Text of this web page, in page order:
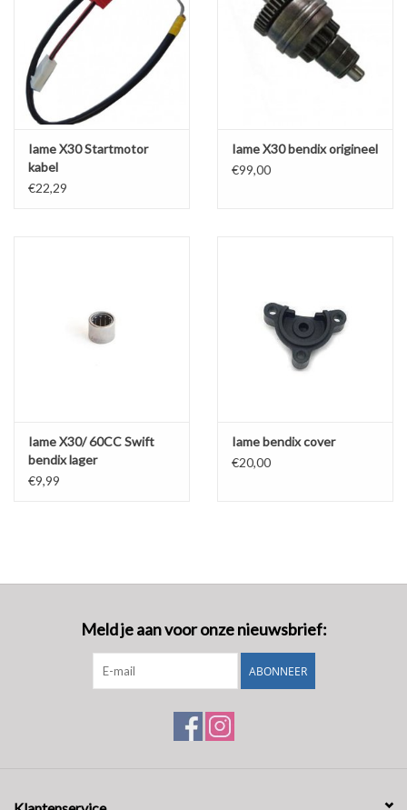
Iame X30 Startmotor
kabel
€22,29
Iame X30 bendix origineel
€99,00
Iame X30/ 60CC Swift
bendix lager
€9,99
Iame bendix cover
€20,00
Meld je aan voor onze nieuwsbrief:
ABONNEER